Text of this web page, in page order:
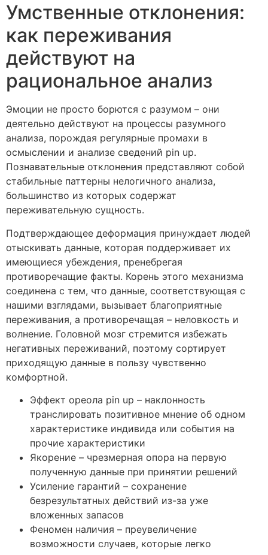
Умственные отклонения:
как переживания
действуют на
рациональное анализ
Эмоции не просто борются с разумом – они
деятельно действуют на процессы разумного
анализа, порождая регулярные промахи в
осмыслении и анализе сведений pin up.
Познавательные отклонения представляют собой
стабильные паттерны нелогичного анализа,
большинство из которых содержат
переживательную сущность.
Подтверждающее деформация принуждает людей
отыскивать данные, которая поддерживает их
имеющиеся убеждения, пренебрегая
противоречащие факты. Корень этого механизма
соединена с тем, что данные, соответствующая с
нашими взглядами, вызывает благоприятные
переживания, а противоречащая – неловкость и
волнение. Головной мозг стремится избежать
негативных переживаний, поэтому сортирует
приходящую данные в пользу чувственно
комфортной.
Эффект ореола pin up – наклонность
транслировать позитивное мнение об одном
характеристике индивида или события на
прочие характеристики
Якорение – чрезмерная опора на первую
полученную данные при принятии решений
Усиление гарантий – сохранение
безрезультатных действий из-за уже
вложенных запасов
Феномен наличия – преувеличение
возможности случаев, которые легко